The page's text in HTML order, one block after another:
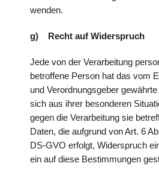
wenden.
g) Recht auf Widerspruch
Jede von der Verarbeitung
betroffene Person hat das vom
und Verordnungsgeber
sich aus ihrer besonderen
gegen die Verarbeitung sie
Daten, die aufgrund von Art. 6
DS-GVO erfolgt, Widerspruch
ein auf diese Bestimmungen